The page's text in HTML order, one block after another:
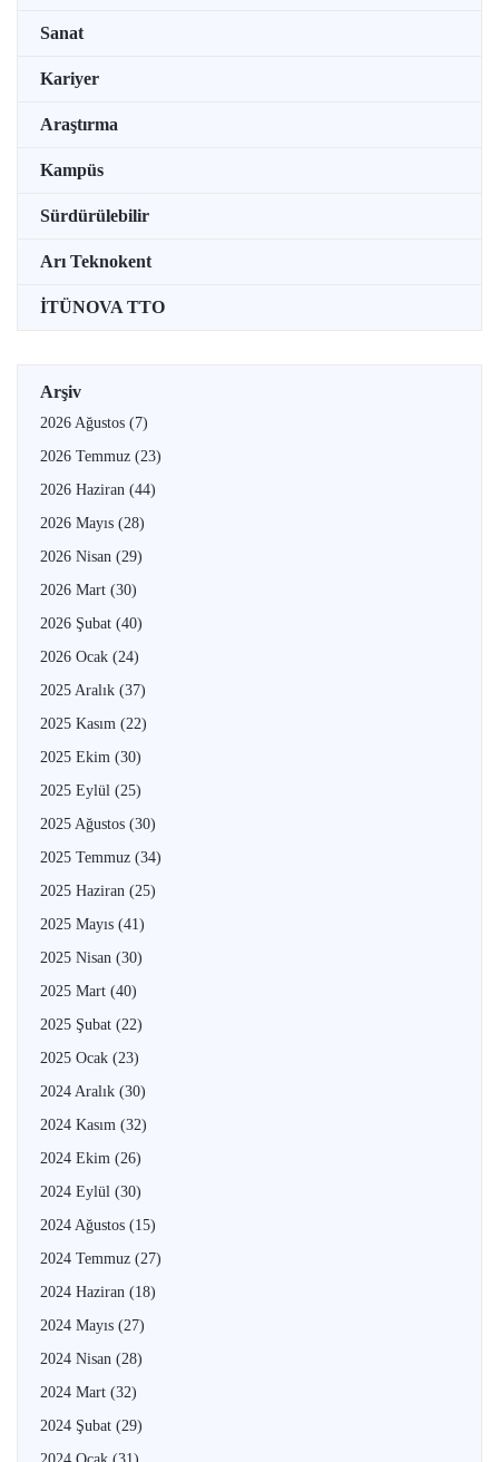
Sanat
Kariyer
Araştırma
Kampüs
Sürdürülebilir
Arı Teknokent
İTÜNOVA TTO
Arşiv
2026 Ağustos (7)
2026 Temmuz (23)
2026 Haziran (44)
2026 Mayıs (28)
2026 Nisan (29)
2026 Mart (30)
2026 Şubat (40)
2026 Ocak (24)
2025 Aralık (37)
2025 Kasım (22)
2025 Ekim (30)
2025 Eylül (25)
2025 Ağustos (30)
2025 Temmuz (34)
2025 Haziran (25)
2025 Mayıs (41)
2025 Nisan (30)
2025 Mart (40)
2025 Şubat (22)
2025 Ocak (23)
2024 Aralık (30)
2024 Kasım (32)
2024 Ekim (26)
2024 Eylül (30)
2024 Ağustos (15)
2024 Temmuz (27)
2024 Haziran (18)
2024 Mayıs (27)
2024 Nisan (28)
2024 Mart (32)
2024 Şubat (29)